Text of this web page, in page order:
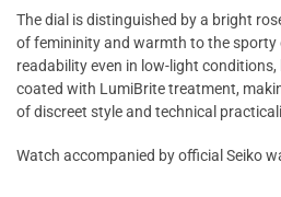
The dial is distinguished by a bright
of femininity and warmth to the sporty
readability even in low-light
coated with LumiBrite treatment,
of discreet style and technical
Watch accompanied by official Seiko